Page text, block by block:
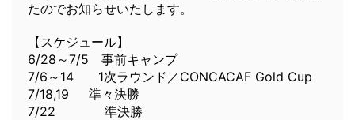
たのでお知らせいたします。
【スケジュール】
6/28～7/5 事前キャンプ
7/6～14 1次ラウンド／CONCACAF Gold Cup
7/18,19 準々決勝
7/22 準決勝